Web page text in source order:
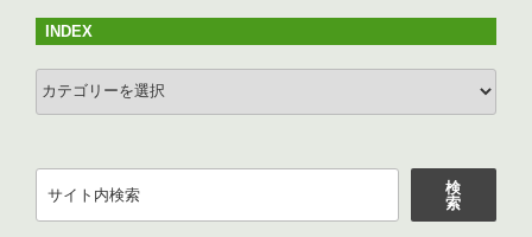
ンINDEX
INDEX
検
索